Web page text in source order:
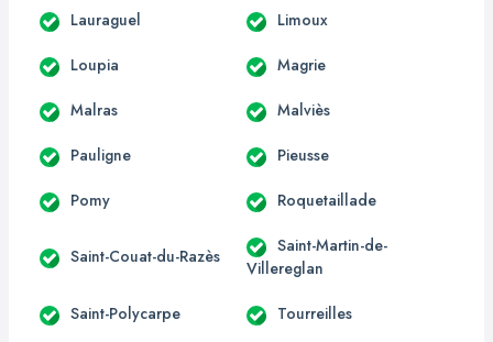
Lauraguel Limoux
Loupia Magrie
Malras Malviès
Pauligne Pieusse
Pomy Roquetaillade
Saint-Couat-du-Razès
Saint-Martin-de-
Villereglan
Saint-Polycarpe Tourreilles